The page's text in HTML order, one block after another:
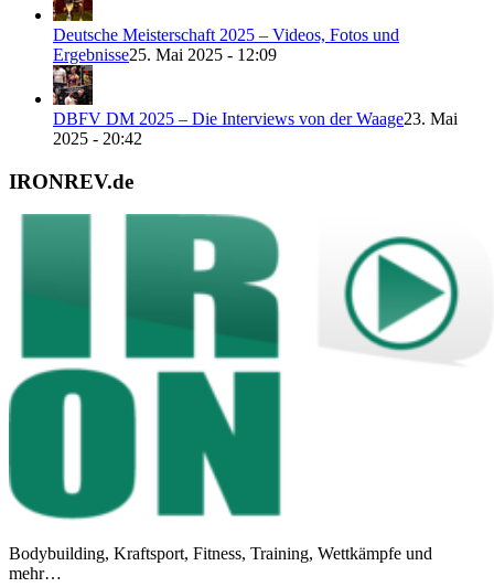
Deutsche Meisterschaft 2025 – Videos, Fotos und
Ergebnisse25. Mai 2025 - 12:09
DBFV DM 2025 – Die Interviews von der Waage23. Mai
2025 - 20:42
IRONREV.de
Bodybuilding, Kraftsport, Fitness, Training, Wettkämpfe und
mehr…